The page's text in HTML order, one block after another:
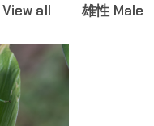
View all 雄性 Male